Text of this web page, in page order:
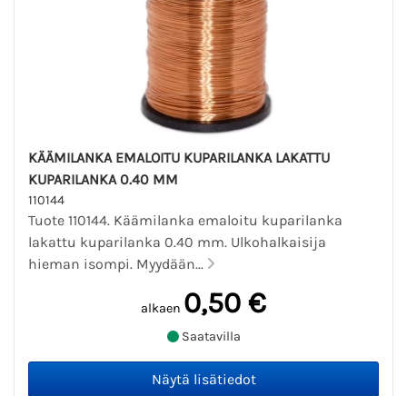
KÄÄMILANKA EMALOITU KUPARILANKA LAKATTU
KUPARILANKA 0.40 MM
110144
Tuote 110144. Käämilanka emaloitu kuparilanka
lakattu kuparilanka 0.40 mm. Ulkohalkaisija
hieman isompi. Myydään...
alkaen 0,50 €
Saatavilla